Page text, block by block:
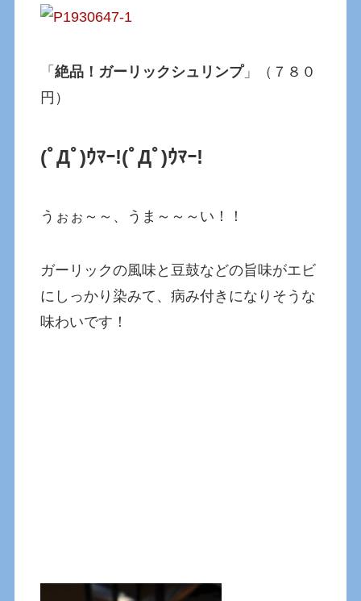
「絶品！ガーリックシュリンプ」（７８０
円）
(ﾟДﾟ)ｳﾏｰ!(ﾟДﾟ)ｳﾏｰ!
うぉぉ～～、うま～～～い！！
ガーリックの風味と豆鼓などの旨味がエビ
にしっかり染みて、病み付きになりそうな
味わいです！